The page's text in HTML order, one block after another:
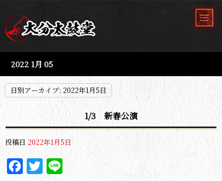
2022 1月 05
日別アーカイブ: 2022年1月5日
1/3 新春公演
投稿日 2022年1月5日
Facebook
Twitter
Line